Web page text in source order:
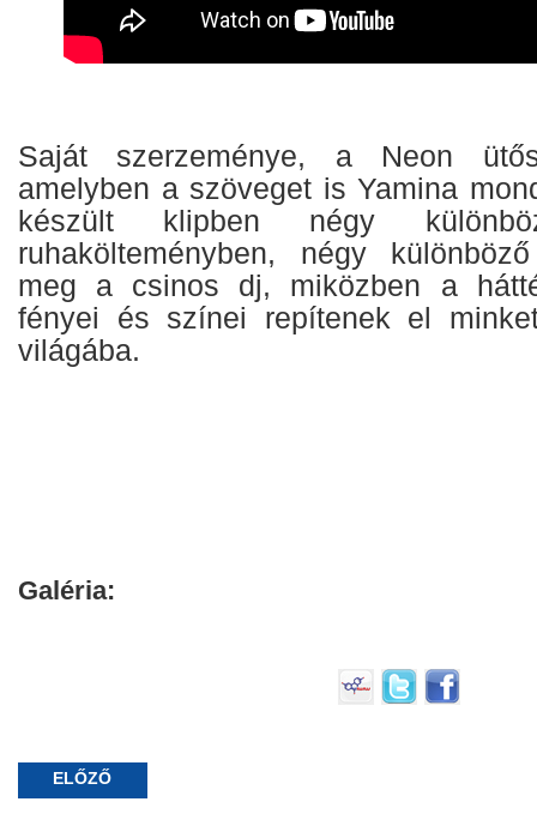
Saját szerzeménye, a Neon
amelyben a szöveget is Yamina
készült klipben négy
ruhakölteményben, négy
meg a csinos dj, miközben a
fényei és színei repítenek el
világába.
Galéria:
ELŐZŐ